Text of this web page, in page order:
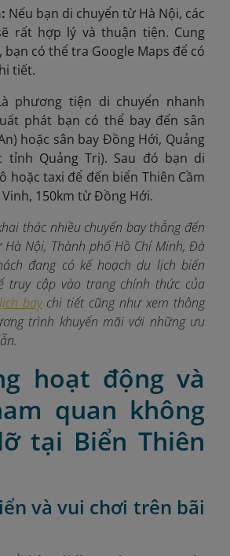
Nếu bạn di chuyển từ Hà Nội, các
rất hợp lý và thuận tiện. Cung
bạn có thể tra Google Maps để có
tiết.
phương tiện di chuyển nhanh
phát bạn có thể bay đến sân
hoặc sân bay Đồng Hới, Quảng
tỉnh Quảng Trị). Sau đó bạn di
hoặc taxi để đến biển Thiên Cầm
150km từ Đồng Hới.
thác nhiều chuyến bay thẳng đến
Nội, Thành phố Hồ Chí Minh, Đà
đang có kế hoạch du lịch biển
truy cập vào trang chính thức của
baychi tiết cũng như xem thông
trình khuyến mãi với những ưu
hoạt động và
quan không
tại Biển Thiên
và vui chơi trên bãi